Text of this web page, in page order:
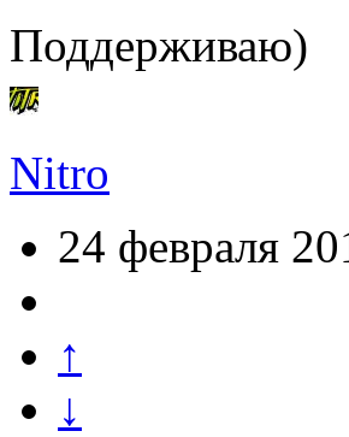
Поддерживаю)
Nitro
24 февраля
↑
↓